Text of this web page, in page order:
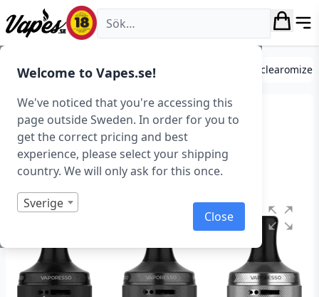
Welcome to Vapes.se!
We've noticed that you're accessing this
page outside Sweden. In order for you to
get the correct pricing and best
experience, please select your shipping
country. We will only ask for this once.
Sverige
Close
Vapes.se
Förångare, tanks och atomizers Standard tanks/
Vaporesso xTank T (3 ml,
22,4 mm)
Art.nr: 43062